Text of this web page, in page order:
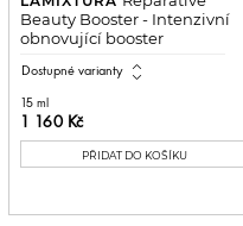
Beauty Booster - Intenzivní
obnovující booster
Dostupné varianty expand_all
15 ml
1 160 Kč
PŘIDAT DO KOŠÍKU